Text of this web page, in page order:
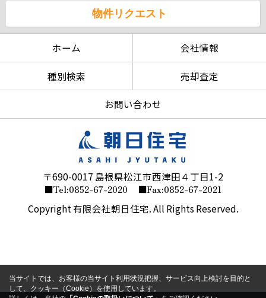
物件リクエスト
ホーム 会社情報
種別検索 売却査定
お問い合わせ
〒690-0017 島根県松江市西津田４丁目1-2
■Tel:0852-67-2020 ■Fax:0852-67-2021
Copyright 有限会社朝日住宅. All Rights Reserved.
当サイトでは、お客様の当サイト利用状況把握、サービス向上検討を目的と
して、クッキー（Cookie）を使用しています。